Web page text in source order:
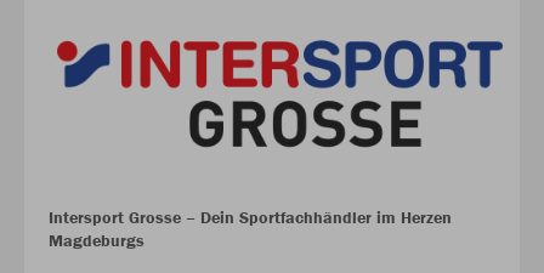
Intersport Grosse – Dein Sportfachhändler im Herzen
Magdeburgs